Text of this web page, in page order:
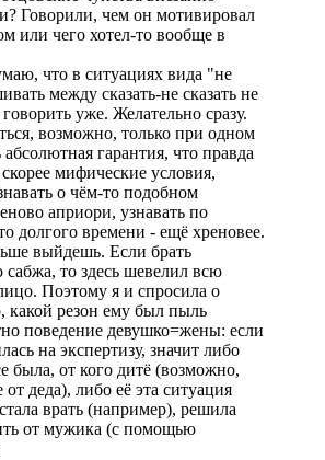
Говорили, чем он мотивировал
или чего хотел-то вообще в
что в ситуациях вида "не
между сказать-не сказать не
уже. Желательно сразу.
возможно, только при одном
абсолютная гарантия, что правда
мифические условия,
о чём-то подобном
априори, узнавать по
долгого времени - ещё хреновее.
выйдешь. Если брать
то здесь шевелил всю
Поэтому я и спросила о
какой резон ему был пыль
поведение девушко=жены: если
на экспертизу, значит либо
была, от кого дитё (возможно,
деда), либо её эта ситуация
врать (например), решила
от мужика (с помощью